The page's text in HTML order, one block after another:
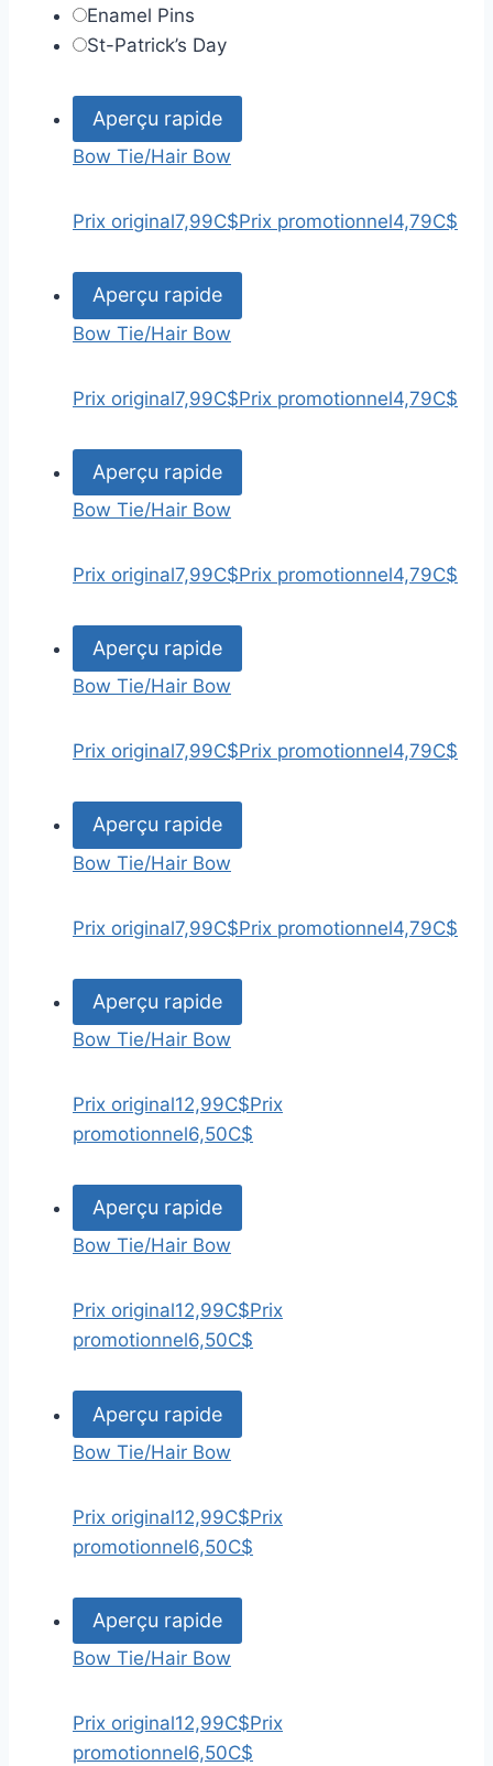
Enamel Pins
St-Patrick’s Day
Aperçu rapide
Bow Tie/Hair Bow
Prix original7,99C$Prix promotionnel4,79C$
Aperçu rapide
Bow Tie/Hair Bow
Prix original7,99C$Prix promotionnel4,79C$
Aperçu rapide
Bow Tie/Hair Bow
Prix original7,99C$Prix promotionnel4,79C$
Aperçu rapide
Bow Tie/Hair Bow
Prix original7,99C$Prix promotionnel4,79C$
Aperçu rapide
Bow Tie/Hair Bow
Prix original7,99C$Prix promotionnel4,79C$
Aperçu rapide
Bow Tie/Hair Bow
Prix original12,99C$Prix
promotionnel6,50C$
Aperçu rapide
Bow Tie/Hair Bow
Prix original12,99C$Prix
promotionnel6,50C$
Aperçu rapide
Bow Tie/Hair Bow
Prix original12,99C$Prix
promotionnel6,50C$
Aperçu rapide
Bow Tie/Hair Bow
Prix original12,99C$Prix
promotionnel6,50C$